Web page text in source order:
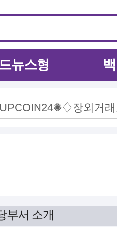
뉴스형
부서 소개